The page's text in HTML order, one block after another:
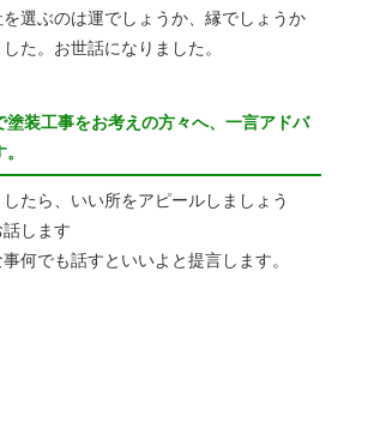
選ぶのは運でしょうか、縁でしょうか
た。お世話になりました。
塗装工事をお考えの方々へ、一言アドバ
たら、いい所をアピールしましょう
します
何でも話すといいよと提言します。